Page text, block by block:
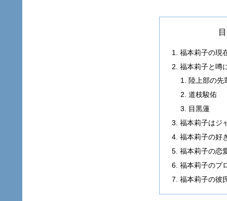
福本莉子の現
福本莉子と噂
陸上部の先
道枝駿佑
目黒蓮
福本莉子はジ
福本莉子の好
福本莉子の恋
福本莉子のプ
福本莉子の彼